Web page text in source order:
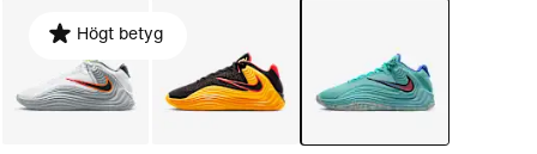
Högt betyg